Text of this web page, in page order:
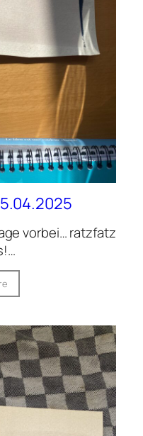
vorbei… ratzfatz